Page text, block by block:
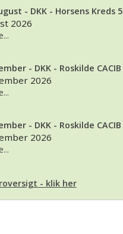
- DKK - Horsens Kreds 5
2026
- DKK - Roskilde CACIB
2026
- DKK - Roskilde CACIB
2026
- klik her